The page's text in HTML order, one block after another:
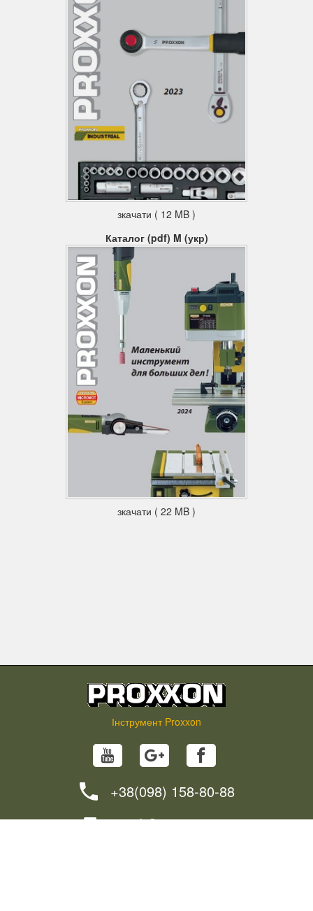
зкачати ( 12 MB )
Каталог (pdf) M (укр)
зкачати ( 22 MB )
Інструмент Proxxon
+38(098) 158-80-88
info@proxxon.in.ua